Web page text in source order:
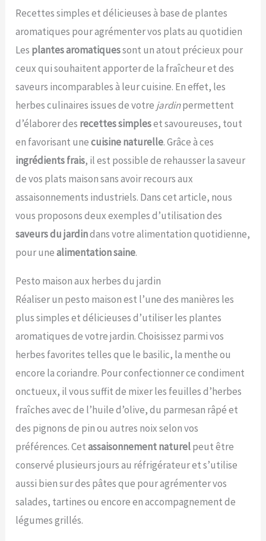
Recettes simples et délicieuses à base de plantes
aromatiques pour agrémenter vos plats au quotidien
Les plantes aromatiquessont un atout précieux pour
ceux qui souhaitent apporter de la fraîcheur et des
saveurs incomparables à leur cuisine. En effet, les
herbes culinaires issues de votre jardinpermettent
d’élaborer des recettes simpleset savoureuses, tout
en favorisant unecuisine naturelle. Grâce à ces
ingrédients frais, il est possible de rehausser la saveur
de vos plats maison sans avoir recours aux
assaisonnements industriels. Dans cet article, nous
vous proposons deux exemples d’utilisation des
saveurs du jardindans votre alimentation quotidienne,
pour unealimentation saine.
Pesto maison aux herbes du jardin
Réaliser un pesto maison est l’une des manières les
plus simples et délicieuses d’utiliser les plantes
aromatiques de votre jardin. Choisissez parmi vos
herbes favorites telles que le basilic, la menthe ou
encore la coriandre. Pour confectionner ce condiment
onctueux, il vous suffit de mixer les feuilles d’herbes
fraîches avec de l’huile d’olive, du parmesan râpé et
des pignons de pin ou autres noix selon vos
préférences. Cetassaisonnement naturelpeut être
conservé plusieurs jours au réfrigérateur et s’utilise
aussi bien sur des pâtes que pour agrémenter vos
salades, tartines ou encore en accompagnement de
légumes grillés.